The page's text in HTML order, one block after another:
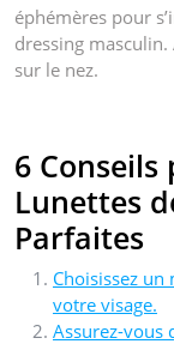
éphémères pour
dressing
sur le nez.
6
Lunettes
Parfaites
Choisissez
votre visage.
Assurez-vous